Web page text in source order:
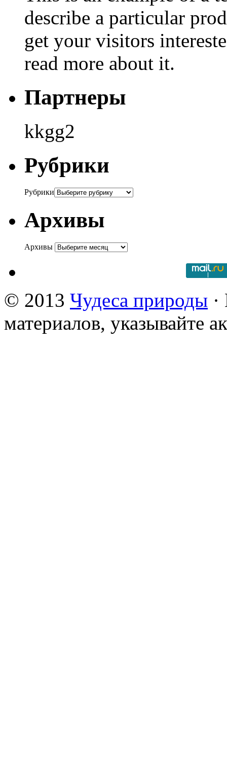
describe a particular
get your visitors
read more about it.
Партнеры
kkgg2
Рубрики
Рубрики
Архивы
Архивы
© 2013 Чудеса природы
материалов, указывайте